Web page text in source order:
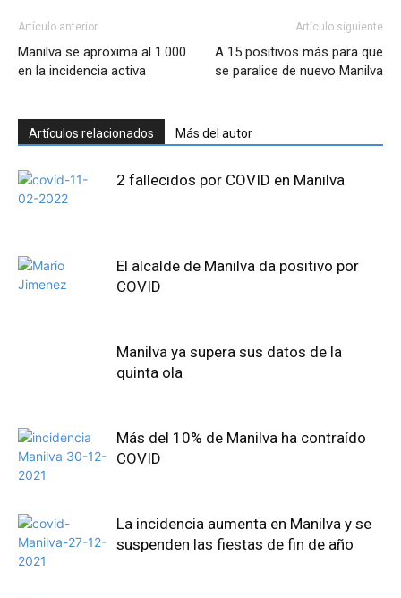
Artículo anterior
Manilva se aproxima al 1.000
en la incidencia activa
Artículo siguiente
A 15 positivos más para que
se paralice de nuevo Manilva
Artículos relacionados Más del autor
2 fallecidos por COVID en Manilva
El alcalde de Manilva da positivo por
COVID
Manilva ya supera sus datos de la
quinta ola
Más del 10% de Manilva ha contraído
COVID
La incidencia aumenta en Manilva y se
suspenden las fiestas de fin de año